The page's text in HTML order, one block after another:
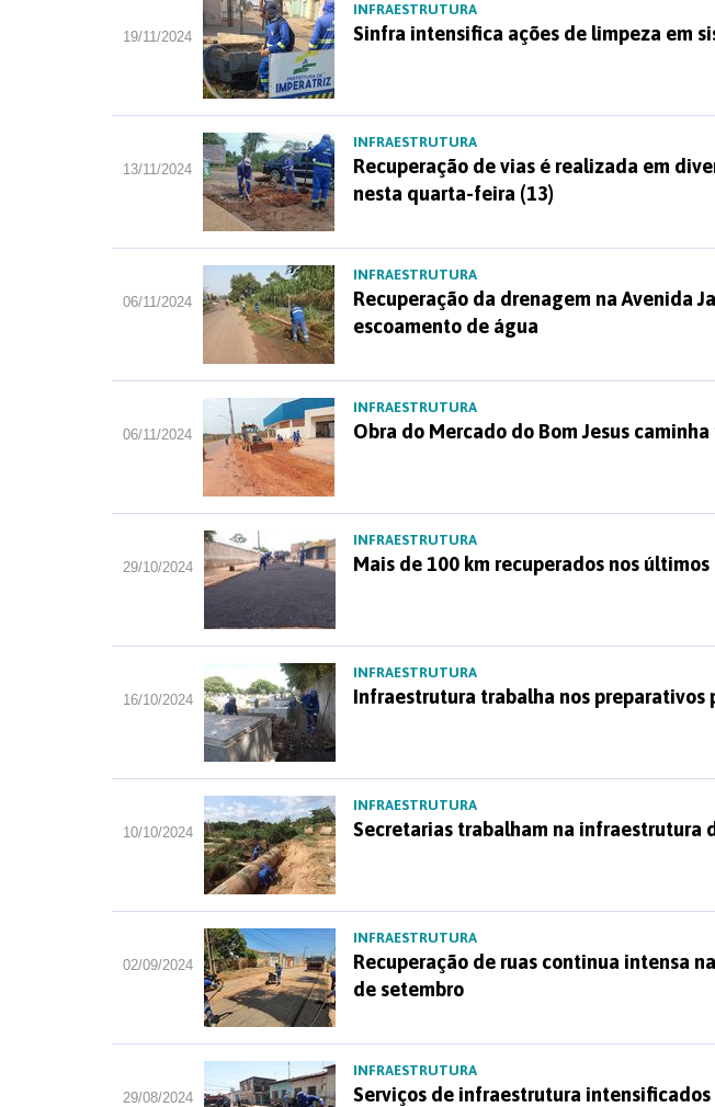
19/11/2024
INFRAESTRUTURA
Sinfra intensifica ações de limpeza em
13/11/2024
INFRAESTRUTURA
Recuperação de vias é realizada em
nesta quarta-feira (13)
06/11/2024
INFRAESTRUTURA
Recuperação da drenagem na Avenida
escoamento de água
06/11/2024
INFRAESTRUTURA
Obra do Mercado do Bom Jesus
29/10/2024
INFRAESTRUTURA
Mais de 100 km recuperados nos últimos
16/10/2024
INFRAESTRUTURA
Infraestrutura trabalha nos preparativos
10/10/2024
INFRAESTRUTURA
Secretarias trabalham na infraestrutura
02/09/2024
INFRAESTRUTURA
Recuperação de ruas continua intensa
de setembro
29/08/2024
INFRAESTRUTURA
Serviços de infraestrutura